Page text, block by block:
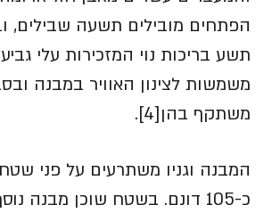
הפתחים מובילים תשעה שבילים,
תשע בריכות נוי המזכירות עלי
משמשות לצינון האוויר במבנה
משתקף בהן[4].
המבנה וגניו משתרעים על פני
כ-105 דונם. בשטח שוכן מבנה